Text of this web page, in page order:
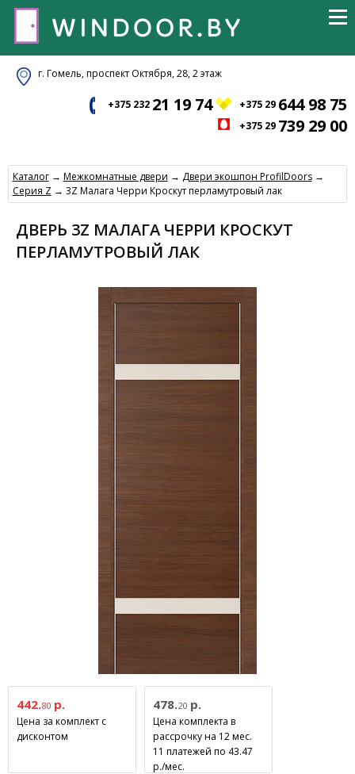
г. Гомель, проспект Октября, 28, 2 этаж
+375 232 21 19 74 +375 29 644 98 75
+375 29 739 29 00
Каталог→ Межкомнатные двери → Двери экошпон ProfilDoors→
Серия Z→ 3Z Малага Черри Кроскут перламутровый лак
ДВЕРЬ 3Z МАЛАГА ЧЕРРИ КРОСКУТ
ПЕРЛАМУТРОВЫЙ ЛАК
442.80р.
Цена за комплект с
дисконтом
478.20р.
Цена комплекта в
рассрочку на 12 мес.
11 платежей по 43.47
р./мес.